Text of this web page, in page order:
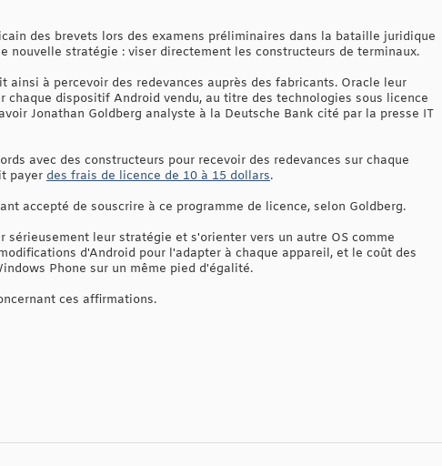
des brevets lors des examens préliminaires dans la bataille juridique
nouvelle stratégie : viser directement les constructeurs de terminaux.
à percevoir des redevances auprès des fabricants. Oracle leur
dispositif Android vendu, au titre des technologies sous licence
Jonathan Goldberg analyste à la Deutsche Bank cité par la presse IT
avec des constructeurs pour recevoir des redevances sur chaque
payer des frais de licence de 10 à 15 dollars.
accepté de souscrire à ce programme de licence, selon Goldberg.
leur stratégie et s'orienter vers un autre OS comme
d'Android pour l'adapter à chaque appareil, et le coût des
Phone sur un même pied d'égalité.
ces affirmations.